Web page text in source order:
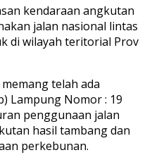
kendaraan angkutan
jalan nasional lintas
di wilayah teritorial Prov
telah ada
Lampung Nomor : 19
penggunaan jalan
hasil tambang dan
perkebunan.